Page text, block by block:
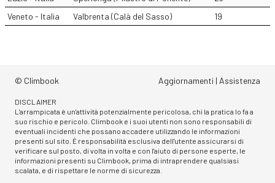
Veneto - Italia
Valbrenta (Calà del Sasso) 19
© Climbook Aggiornamenti | Assistenza
DISCLAIMER
L'arrampicata è un'attività potenzialmente pericolosa, chi la pratica lo fa a
suo rischio e pericolo. Climbook e i suoi utenti non sono responsabili di
eventuali incidenti che possano accadere utilizzando le informazioni
presenti sul sito. È responsabilità esclusiva dell'utente assicurarsi di
verificare sul posto, di volta in volta e con l'aiuto di persone esperte, le
informazioni presenti su Climbook, prima di intraprendere qualsiasi
scalata, e di rispettare le norme di sicurezza.